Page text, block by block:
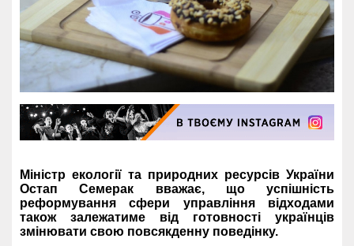
Міністр екології та природних ресурсів України
Остап Семерак вважає, що успішність
реформування сфери управління відходами
також залежатиме від готовності українців
змінювати свою повсякденну поведінку.